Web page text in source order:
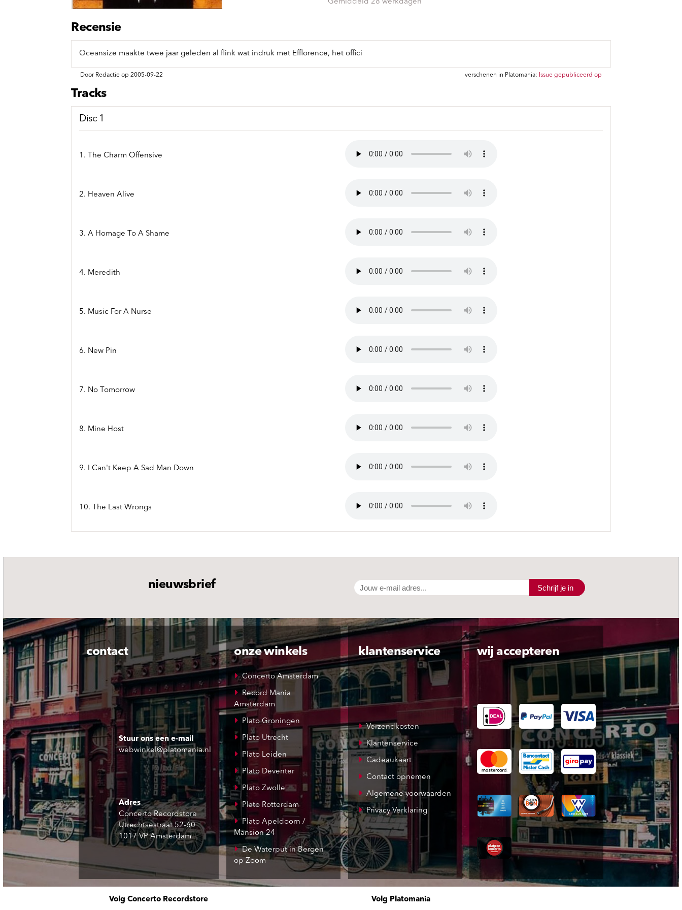
Classics
7 Inch singles
Plato 50 jaar Sale
Bierviltjes
Gemiddeld 28 werkdagen
Recensie
Oceansize maakte twee jaar geleden al flink wat indruk met Efflorence, het offici
Door Redactie op 2005-09-22 verschenen in Platomania: Issue gepubliceerd op
Tracks
Disc 1
1. The Charm Offensive
2. Heaven Alive
3. A Homage To A Shame
4. Meredith
5. Music For A Nurse
6. New Pin
7. No Tomorrow
8. Mine Host
9. I Can't Keep A Sad Man Down
10. The Last Wrongs
nieuwsbrief Schrijf je in
contact
Stuur ons een e-mail
webwinkel@platomania.nl
Adres
Concerto Recordstore
Utrechtsestraat 52-60
1017 VP Amsterdam
onze winkels
Concerto Amsterdam
Record Mania
Amsterdam
Plato Groningen
Plato Utrecht
Plato Leiden
Plato Deventer
Plato Zwolle
Plato Rotterdam
Plato Apeldoorn /
Mansion 24
De Waterput in Bergen
op Zoom
klantenservice
Verzendkosten
Klantenservice
Cadeaukaart
Contact opnemen
Algemene voorwaarden
Privacy Verklaring
wij accepteren
Volg Concerto Recordstore Volg Platomania